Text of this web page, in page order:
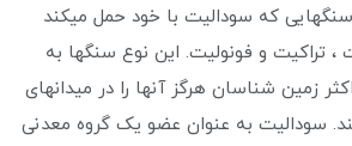
که سودالیت با خود حمل میکند
، تراکیت و فونولیت. این نوع سنگها به
زمین شناسان هرگز آنها را در میدانهای
سودالیت به عنوان عضو یک گروه معدنی